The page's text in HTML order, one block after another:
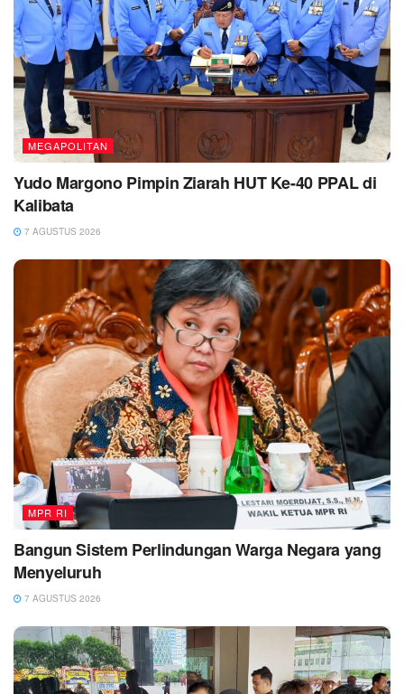
MEGAPOLITAN
Yudo Margono Pimpin Ziarah HUT Ke-40 PPAL di
Kalibata
7 AGUSTUS 2026
MPR RI
Bangun Sistem Perlindungan Warga Negara yang
Menyeluruh
7 AGUSTUS 2026